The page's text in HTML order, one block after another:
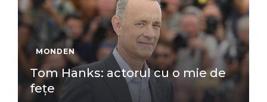
MONDEN
Tom Hanks: actorul cu o mie de
fețe